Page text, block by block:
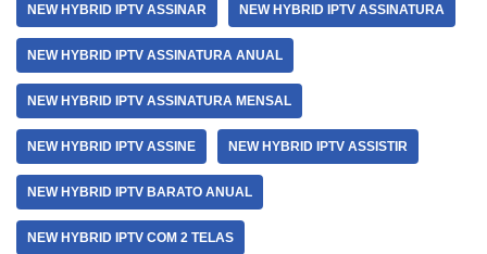
NEW HYBRID IPTV ASSINAR NEW HYBRID IPTV ASSINATURA
NEW HYBRID IPTV ASSINATURA ANUAL
NEW HYBRID IPTV ASSINATURA MENSAL
NEW HYBRID IPTV ASSINE NEW HYBRID IPTV ASSISTIR
NEW HYBRID IPTV BARATO ANUAL
NEW HYBRID IPTV COM 2 TELAS